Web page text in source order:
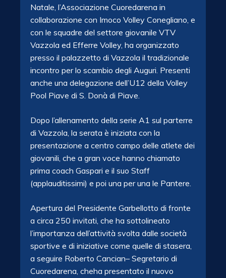
Natale, l’Associazione Cuoredarena in
collaborazione con Imoco Volley Conegliano, e
con le squadre del settore giovanile VTV
Vazzola ed Efferre Volley, ha organizzato
presso il palazzetto di Vazzola il tradizionale
incontro per lo scambio degli Auguri. Presenti
anche una delegazione dell’U12 della Volley
Pool Piave di S. Donà di Piave.
Dopo l’allenamento della serie A1 sul parterre
di Vazzola, la serata è iniziata con la
presentazione a centro campo delle atlete dei
giovanili, che a gran voce hanno chiamato
prima coach Gaspari e il suo Staff
(applauditissimi) e poi una per una le Pantere.
Apertura del Presidente Garbellotto di fronte
a circa 250 invitati, che ha sottolineato
l’importanza dell’attività svolta dalle società
sportive e di iniziative come quelle di stasera,
a seguire Roberto Cancian– Segretario di
Cuoredarena, cheha presentato il nuovo